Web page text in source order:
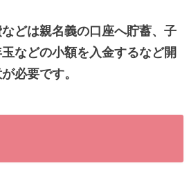
どは親名義の口座へ貯蓄、子
などの小額を入金するなど開
必要です。